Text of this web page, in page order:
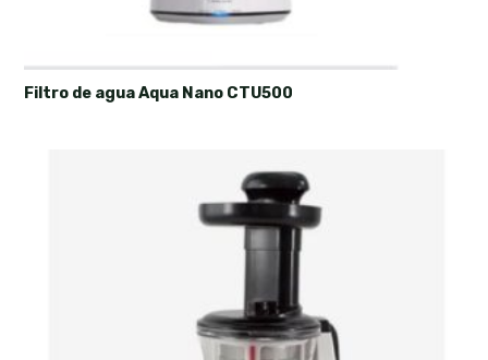
Filtro de agua Aqua Nano CTU500